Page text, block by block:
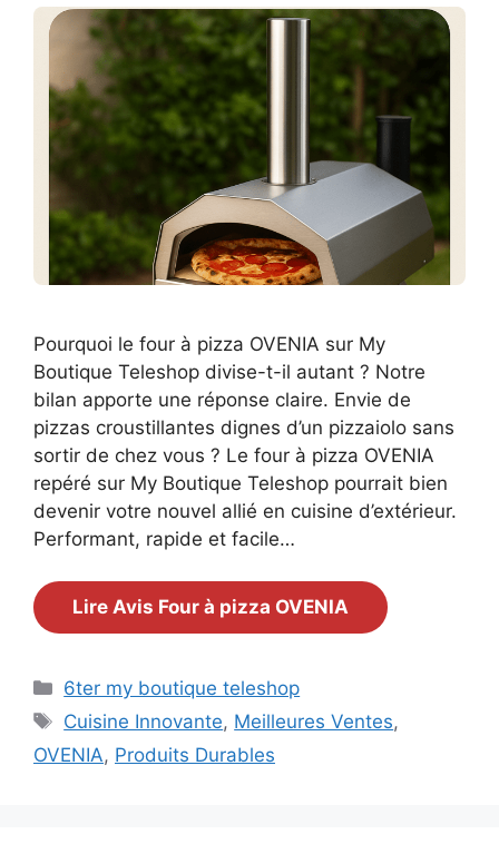
Pourquoi le four à pizza OVENIA sur My
Boutique Teleshop divise-t-il autant ? Notre
bilan apporte une réponse claire. Envie de
pizzas croustillantes dignes d’un pizzaiolo sans
sortir de chez vous ? Le four à pizza OVENIA
repéré sur My Boutique Teleshop pourrait bien
devenir votre nouvel allié en cuisine d’extérieur.
Performant, rapide et facile…
Lire Avis Four à pizza OVENIA
Catégories
6ter my boutique teleshop
Étiquettes
Cuisine Innovante, Meilleures Ventes,
OVENIA, Produits Durables